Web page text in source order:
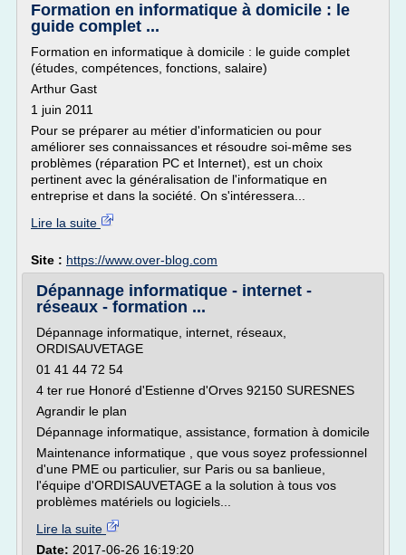
Formation en informatique à domicile : le
guide complet ...
Formation en informatique à domicile : le guide complet
(études, compétences, fonctions, salaire)
Arthur Gast
1 juin 2011
Pour se préparer au métier d'informaticien ou pour
améliorer ses connaissances et résoudre soi-même ses
problèmes (réparation PC et Internet), est un choix
pertinent avec la généralisation de l'informatique en
entreprise et dans la société. On s'intéressera...
Lire la suite
Site : https://www.over-blog.com
Dépannage informatique - internet -
réseaux - formation ...
Dépannage informatique, internet, réseaux,
ORDISAUVETAGE
01 41 44 72 54
4 ter rue Honoré d'Estienne d'Orves 92150 SURESNES
Agrandir le plan
Dépannage informatique, assistance, formation à domicile
Maintenance informatique , que vous soyez professionnel
d'une PME ou particulier, sur Paris ou sa banlieue,
l'équipe d'ORDISAUVETAGE a la solution à tous vos
problèmes matériels ou logiciels...
Lire la suite
Date: 2017-06-26 16:19:20